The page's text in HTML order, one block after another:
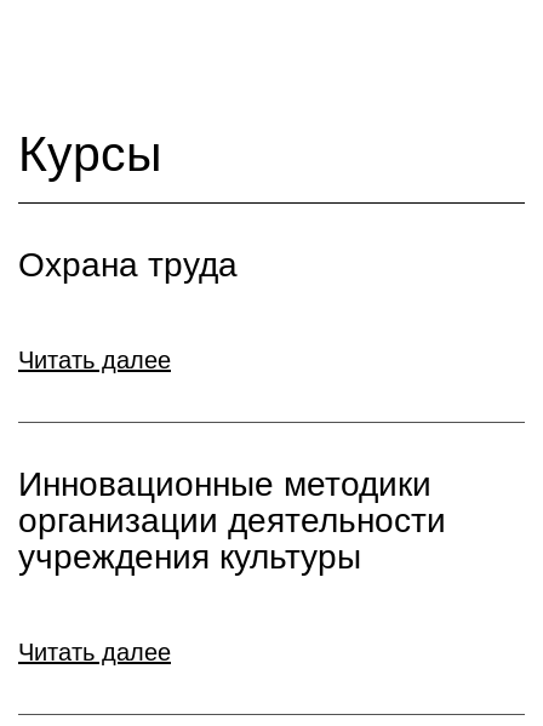
Курсы
Охрана труда
Читать далее
Инновационные методики
организации деятельности
учреждения культуры
Читать далее